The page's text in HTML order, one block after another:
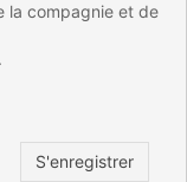
la compagnie et de
S'enregistrer